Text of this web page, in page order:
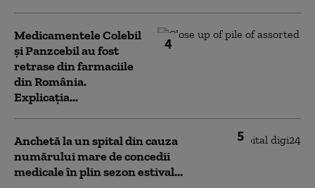
4
Medicamentele Colebil
și Panzcebil au fost
retrase din farmaciile
din România.
Explicația...
5
Anchetă la un spital din cauza
numărului mare de concedii
medicale în plin sezon estival...